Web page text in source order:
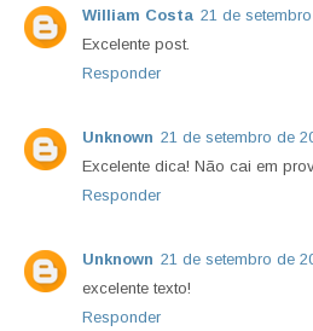
William Costa 21 de
Excelente post.
Responder
Unknown 21 de setembro de
Excelente dica! Não cai em
Responder
Unknown 21 de setembro de
excelente texto!
Responder